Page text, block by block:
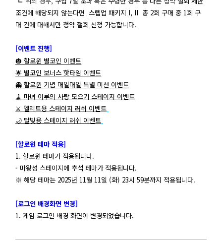
조건에 해당되지 않는다면 스텝업 패키지 I, II 총 2회 구매 중 1회 구
매 건에 대해서만 청약 철회 신청 가능합니다.
[이벤트 진행]
🎃 할로윈 별코인 이벤트
🌟 별코인 보너스 핫타임 이벤트
👻 할로윈 기념 매일매일 특별 미션 이벤트
🧹 마녀 이루의 사탕 모으기 스테이지 이벤트
⚔️ 엘리트용 스테이지 러쉬 이벤트
🌙 달빛용 스테이지 러쉬 이벤트
[할로윈 테마 적용]
1. 할로윈 테마가 적용됩니다.
- 마왕성 스테이지에 추석 테마가 적용됩니다.
※ 해당 테마는 2025년 11월 11일 (화) 23시 59분까지 적용됩니다.
[로그인 배경화면 변경]
1. 게임 로그인 배경 화면이 변경되었습니다.